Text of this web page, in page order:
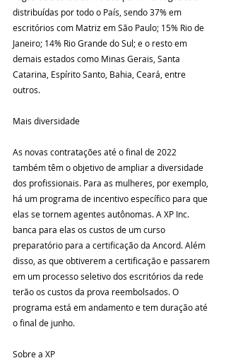
distribuídas por todo o País, sendo 37% em
escritórios com Matriz em São Paulo; 15% Rio de
Janeiro; 14% Rio Grande do Sul; e o resto em
demais estados como Minas Gerais, Santa
Catarina, Espírito Santo, Bahia, Ceará, entre
outros.
Mais diversidade
As novas contratações até o final de 2022
também têm o objetivo de ampliar a diversidade
dos profissionais. Para as mulheres, por exemplo,
há um programa de incentivo específico para que
elas se tornem agentes autônomas. A XP Inc.
banca para elas os custos de um curso
preparatório para a certificação da Ancord. Além
disso, as que obtiverem a certificação e passarem
em um processo seletivo dos escritórios da rede
terão os custos da prova reembolsados. O
programa está em andamento e tem duração até
o final de junho.
Sobre a XP